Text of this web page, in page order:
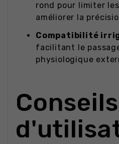
rond pour limiter
améliorer la
Compatibilité
facilitant le
physiologique
Conseils